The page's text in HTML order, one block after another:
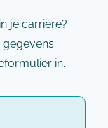
je carrière?
gegevens
in.